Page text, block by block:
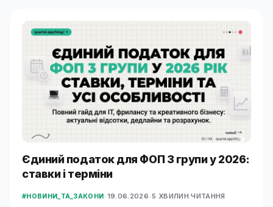
Єдиний податок для ФОП 3 групи у 2026:
ставки і терміни
#НОВИНИ_ТА_ЗАКОНИ 19.06.2026 •5 ХВИЛИН ЧИТАННЯ